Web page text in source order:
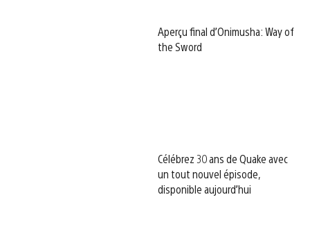
Aperçu final d’Onimusha: Way of
the Sword
Célébrez 30 ans de Quake avec
un tout nouvel épisode,
disponible aujourd’hui